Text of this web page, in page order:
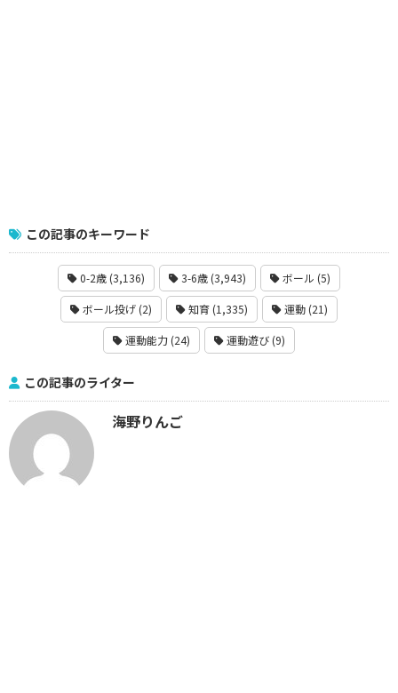
この記事のキーワード
0-2歳 (3,136) 3-6歳 (3,943) ボール (5)
ボール投げ (2) 知育 (1,335) 運動 (21)
運動能力 (24) 運動遊び (9)
この記事のライター
海野りんご